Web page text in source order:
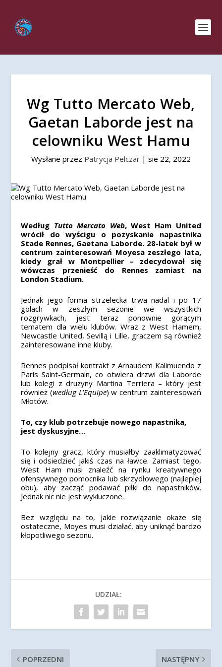
Wg Tutto Mercato Web,
Gaetan Laborde jest na
celowniku West Hamu
Wysłane przez Patrycja Pelczar | sie 22, 2022
Według Tutto Mercato Web, West Ham United
wrócił do wyścigu o pozyskanie napastnika
Stade Rennes, Gaetana Laborde. 28-latek był w
centrum zainteresowań Moyesa zeszłego lata,
kiedy grał w Montpellier – zdecydował się
wówczas przenieść do Rennes zamiast na
London Stadium.
Jednak jego forma strzelecka trwa nadal i po 17
golach w zeszłym sezonie we wszystkich
rozgrywkach, jest teraz ponownie gorącym
tematem dla wielu klubów. Wraz z West Hamem,
Newcastle United, Sevillą i Lille, graczem są również
zainteresowane inne kluby.
Rennes podpisał kontrakt z Arnaudem Kalimuendo z
Paris Saint-Germain, co otwiera drzwi dla Laborde
lub kolegi z drużyny Martina Terriera – który jest
również (według L’Equipe) w centrum zainteresowań
Młotów.
To, czy klub potrzebuje nowego napastnika,
jest dyskusyjne…
To kolejny gracz, który musiałby zaaklimatyzować
się i odsiedzieć jakiś czas na ławce. Zamiast tego,
West Ham musi znaleźć na rynku kreatywnego
ofensywnego pomocnika lub skrzydłowego (najlepiej
obu), aby zacząć podawać piłki do napastników.
Jednak nic nie jest wykluczone.
Bez względu na to, jakie rozwiązanie okaże się
ostateczne, Moyes musi działać, aby uniknąć bardzo
kłopotliwego sezonu.
UDZIAŁ:
POPRZEDNI NASTĘPNY